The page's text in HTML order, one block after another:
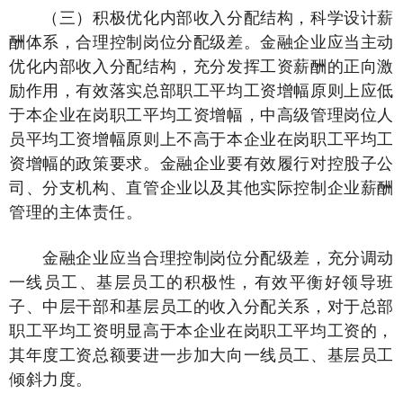
（三）积极优化内部收入分配结构，科学设计薪
酬体系，合理控制岗位分配级差。金融企业应当主动
优化内部收入分配结构，充分发挥工资薪酬的正向激
励作用，有效落实总部职工平均工资增幅原则上应低
于本企业在岗职工平均工资增幅，中高级管理岗位人
员平均工资增幅原则上不高于本企业在岗职工平均工
资增幅的政策要求。金融企业要有效履行对控股子公
司、分支机构、直管企业以及其他实际控制企业薪酬
管理的主体责任。
金融企业应当合理控制岗位分配级差，充分调动
一线员工、基层员工的积极性，有效平衡好领导班
子、中层干部和基层员工的收入分配关系，对于总部
职工平均工资明显高于本企业在岗职工平均工资的，
其年度工资总额要进一步加大向一线员工、基层员工
倾斜力度。